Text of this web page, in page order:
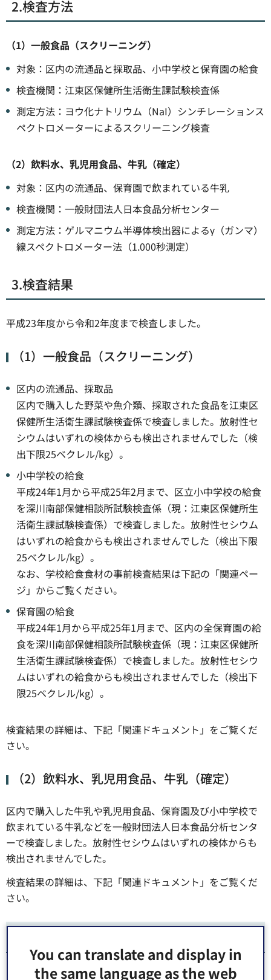
You can translate and display in
the same language as the web
2.検査方法
（1）一般食品（スクリーニング）
対象：区内の流通品と採取品、小中学校と保育園の給食
検査機関：江東区保健所生活衛生課試験検査係
測定方法：ヨウ化ナトリウム（NaI）シンチレーションス
ペクトロメーターによるスクリーニング検査
（2）飲料水、乳児用食品、牛乳（確定）
対象：区内の流通品、保育園で飲まれている牛乳
検査機関：一般財団法人日本食品分析センター
測定方法：ゲルマニウム半導体検出器によるγ（ガンマ）
線スペクトロメーター法（1.000秒測定）
3.検査結果
平成23年度から令和2年度まで検査しました。
（1）一般食品（スクリーニング）
区内の流通品、採取品
区内で購入した野菜や魚介類、採取された食品を江東区
保健所生活衛生課試験検査係で検査しました。放射性セ
シウムはいずれの検体からも検出されませんでした（検
出下限25ベクレル/kg）。
小中学校の給食
平成24年1月から平成25年2月まで、区立小中学校の給食
を深川南部保健相談所試験検査係（現：江東区保健所生
活衛生課試験検査係）で検査しました。放射性セシウム
はいずれの給食からも検出されませんでした（検出下限
25ベクレル/kg）。
なお、学校給食食材の事前検査結果は下記の「関連ペー
ジ」からご覧ください。
保育園の給食
平成24年1月から平成25年1月まで、区内の全保育園の給
食を深川南部保健相談所試験検査係（現：江東区保健所
生活衛生課試験検査係）で検査しました。放射性セシウ
ムはいずれの給食からも検出されませんでした（検出下
限25ベクレル/kg）。
検査結果の詳細は、下記「関連ドキュメント」をご覧くだ
さい。
（2）飲料水、乳児用食品、牛乳（確定）
区内で購入した牛乳や乳児用食品、保育園及び小中学校で
飲まれている牛乳などを一般財団法人日本食品分析センタ
ーで検査しました。放射性セシウムはいずれの検体からも
検出されませんでした。
検査結果の詳細は、下記「関連ドキュメント」をご覧くだ
さい。
［区立保育園］保育課保育管理係：03-3647-9094